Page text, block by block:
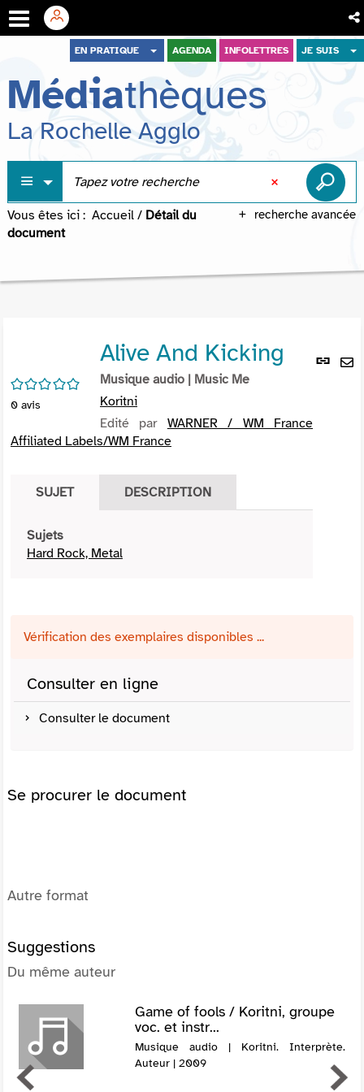
menu
contenu
recherche
EN PRATIQUE AGENDA INFOLETTRES JE SUIS
Médiathèques
La Rochelle Agglo
recherche avancée
Vous êtes ici : Accueil / Détail du
document
Lien
/5
0 avis
Alive And Kicking
Musique audio | Music Me
Koritni
Edité par WARNER / WM France
Affiliated Labels/WM France
SUJET DESCRIPTION
Sujets
Hard Rock, Metal
Vérification des exemplaires disponibles ...
Consulter en ligne
Consulter le document
Se procurer le document
Autre format
Suggestions
Du même auteur
Game of fools / Koritni, groupe
voc. et instr...
Musique audio | Koritni. Interprète.
Auteur | 2009